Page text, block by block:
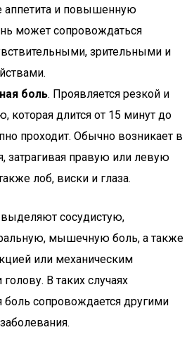
аппетита и повышенную
может сопровождаться
зрительными и
боль. Проявляется резкой и
которая длится от 15 минут до
проходит. Обычно возникает в
затрагивая правую или левую
лоб, виски и глаза.
сосудистую,
мышечную боль, а также
или механическим
В таких случаях
боль сопровождается другими